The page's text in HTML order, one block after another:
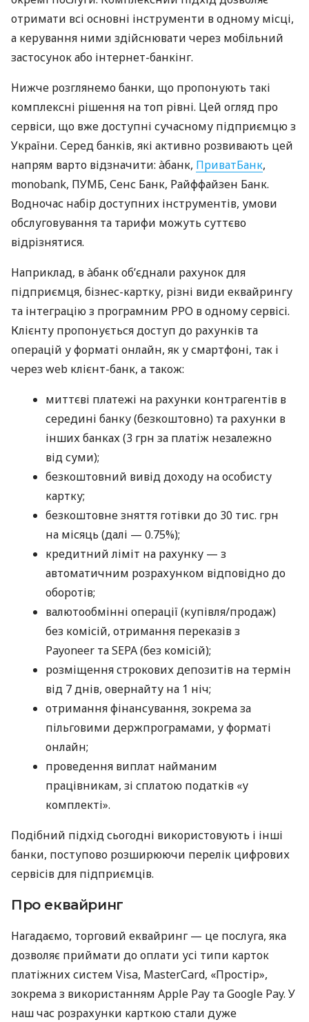
отримати всі основні інструменти в одному місці,
а керування ними здійснювати через мобільний
застосунок або інтернет-банкінг.
Нижче розглянемо банки, що пропонують такі
комплексні рішення на топ рівні. Цей огляд про
сервіси, що вже доступні сучасному підприємцю з
України. Серед банків, які активно розвивають цей
напрям варто відзначити: àбанк, ПриватБанк,
monobank, ПУМБ, Сенс Банк, Райффайзен Банк.
Водночас набір доступних інструментів, умови
обслуговування та тарифи можуть суттєво
відрізнятися.
Наприклад, в àбанк об’єднали рахунок для
підприємця, бізнес-картку, різні види еквайрингу
та інтеграцію з програмним РРО в одному сервісі.
Клієнту пропонується доступ до рахунків та
операцій у форматі онлайн, як у смартфоні, так і
через web клієнт-банк, а також:
миттєві платежі на рахунки контрагентів в
середині банку (безкоштовно) та рахунки в
інших банках (3 грн за платіж незалежно
від суми);
безкоштовний вивід доходу на особисту
картку;
безкоштовне зняття готівки до 30 тис. грн
на місяць (далі — 0.75%);
кредитний ліміт на рахунку — з
автоматичним розрахунком відповідно до
оборотів;
валютообмінні операції (купівля/продаж)
без комісій, отримання переказів з
Payoneer та SEPA (без комісій);
розміщення строкових депозитів на термін
від 7 днів, овернайту на 1 ніч;
отримання фінансування, зокрема за
пільговими держпрограмами, у форматі
онлайн;
проведення виплат найманим
працівникам, зі сплатою податків «у
комплекті».
Подібний підхід сьогодні використовують і інші
банки, поступово розширюючи перелік цифрових
сервісів для підприємців.
Про еквайринг
Нагадаємо, торговий еквайринг — це послуга, яка
дозволяє приймати до оплати усі типи карток
платіжних систем Visa, MasterCard, «Простір»,
зокрема з використанням Apple Pay та Google Pay. У
наш час розрахунки карткою стали дуже